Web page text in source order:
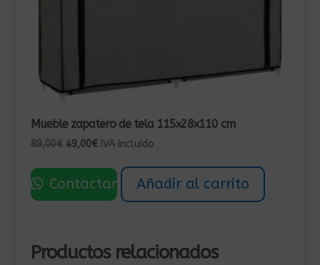
Mueble zapatero de tela 115x28x110 cm
89,00€ El
original
era:
49,00€El
actual
es:
IVA Incluído
Contactar Añadir al carrito
Productos relacionados